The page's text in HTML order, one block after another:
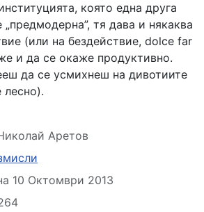
която една друга
„предмодерна”, тя дава и някаква
(или на бездействие, dolce far
и да се окаже продуктивно.
да се усмихнеш на дивотиите
лесно).
Аретов
10 Октомври 2013